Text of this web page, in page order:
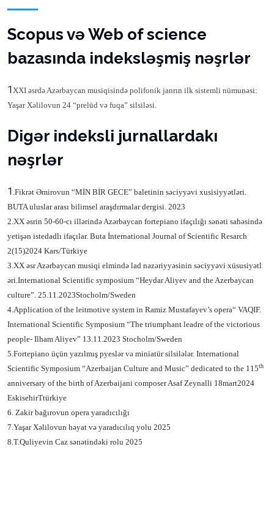
Scopus və Web of science
bazasında indeksləşmiş nəşrlər
1XXI əsrdə Azərbaycan musiqisində polifonik janrın ilk sistemli nümunəsi:
Yaşar Xəlilovun 24 “prelüd və fuqa” silsiləsi.
Digər indeksli jurnallardakı
nəşrlər
1.Fikrət Əmirovun “MİN BİR GECE” baletinin səciyyəvi xusisiyyətləri.
BUTA uluslar arası bilimsel araşdırmalar dergisi. 2023
2.XX əsrin 50-60-cı illərində Azərbaycan fortepiano ifaçılığı sənəti sahəsində
yetişən istedadlı ifaçılar. Buta İnternational Journal of Scientific Resarch
2(15)2024 Kars/Türkiye
3.XX əsr Azərbaycan musiqi elmində lad nəzəriyyəsinin səciyyəvi xüsusiyətl
əri.International Scientific symposium “Heydar Aliyev and the Azerbaycan
culture”. 25.11.2023Stocholm/Sweden
4.Application of the leitmotive system in Ramiz Mustafayev’s opera“ VAQIF.
International Scientific Symposium “The triumphant leadre of the victorious
people- Ilham Aliyev” 13.11.2023 Stocholm/Sweden
5.Fortepiano üçün yazılmış pyeslər və miniatür silsilələr. International
Scientific Symposium “Azerbaijan Culture and Music” dedicated to the 115th
anniversary of the birth of Azerbaijani composer Asaf Zeynalli 18mart2024
EskisehirTtürkiye
6. Zakir bağırovun opera yaradıcılığı
7.Yaşar Xəlilovun həyat və yaradıcılıq yolu 2025
8.T.Quliyevin Caz sənətindəki rolu 2025